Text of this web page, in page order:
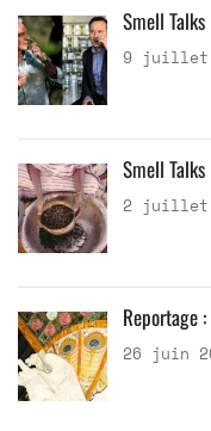
Smell
9 juillet
Smell
2 juillet
Reportage
26 juin